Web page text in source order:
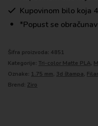
Kupovinom bilo koja
*Popust se
Šifra proizvoda: 4851
Kategorije:Tri-color Matte PLA,
Oznake: 1.75 mm, 3d štampa,
Brend: Ziro